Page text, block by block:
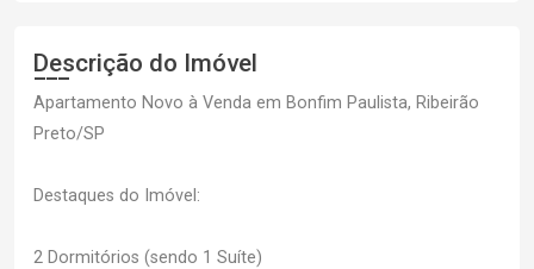
Descrição do Imóvel
Apartamento Novo à Venda em Bonfim Paulista, Ribeirão
Preto/SP
Destaques do Imóvel:
2 Dormitórios (sendo 1 Suíte)